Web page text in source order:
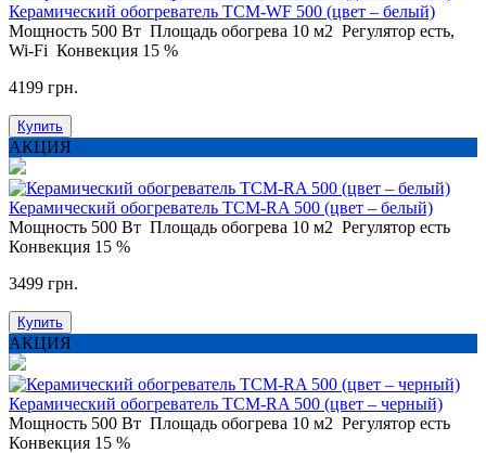
Керамический обогреватель ТСM-WF 500 (цвет – белый)
Мощность 500 Вт Площадь обогрева 10 м2 Регулятор есть,
Wi-Fi Конвекция 15 %
4199 грн.
Купить
АКЦИЯ
Керамический обогреватель ТСM-RA 500 (цвет – белый)
Мощность 500 Вт Площадь обогрева 10 м2 Регулятор есть
Конвекция 15 %
3499 грн.
Купить
АКЦИЯ
Керамический обогреватель ТСM-RA 500 (цвет – черный)
Мощность 500 Вт Площадь обогрева 10 м2 Регулятор есть
Конвекция 15 %